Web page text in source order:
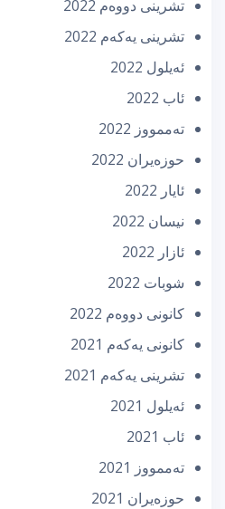
تشرینی دووه‌م 2022
تشرینی یه‌كه‌م 2022
ئه‌یلول 2022
ئاب 2022
تەممووز 2022
حوزه‌یران 2022
ئایار 2022
نیسان 2022
ئازار 2022
شوبات 2022
كانونی دووه‌م 2022
كانونی یه‌كه‌م 2021
تشرینی یه‌كه‌م 2021
ئه‌یلول 2021
ئاب 2021
تەممووز 2021
حوزه‌یران 2021